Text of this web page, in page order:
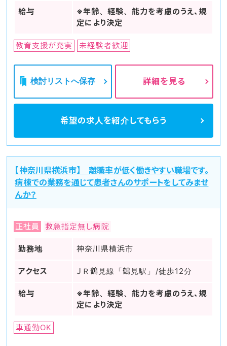
給与
※年齢、経験、能力を考慮のうえ、規
定により決定
教育支援が充実 未経験者歓迎
検討リストへ保存 詳細を見る
希望の求人を紹介してもらう
【神奈川県横浜市】 離職率が低く働きやすい職場です。
病棟での業務を通じて患者さんのサポートをしてみませ
んか？
正社員 救急指定無し病院
勤務地 神奈川県横浜市
アクセス ＪＲ鶴見線「鶴見駅」/徒歩12分
給与
※年齢、経験、能力を考慮のうえ、規
定により決定
車通勤OK